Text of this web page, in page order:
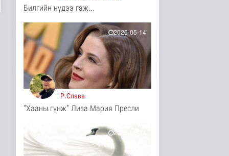
COP17-ын зочид,
250 орчим ж..
Нийгэм
12 цаг 50 минутын өмнө
Шатахууны нөөцийг
нэмэгдүүлэх,
доголдлыг арилгах..
Нийгэм
12 цаг 54 минутын өмнө
Төлөөлөгчдийн Хурлын
Ээлжит ..
Нийгэм 12 цагийн өмнө
Билгийн нүдээ гэж...
2026-05-14
Р.Слава
"Хааны гүнж” Лиза Мария Пресли
2026-05-14